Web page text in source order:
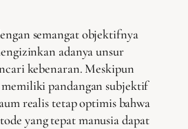
semangat objektifnya
adanya unsur
kebenaran. Meskipun
pandangan subjektif
realis tetap optimis bahwa
yang tepat manusia dapat